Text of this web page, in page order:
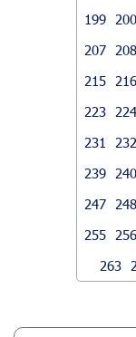
199
200
207
208
215
216
223
224
231
232
239
240
247
248
255
256
263